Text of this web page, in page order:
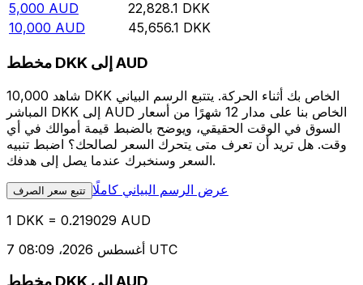
5,000 AUD 22,828.1 DKK
10,000 AUD 45,656.1 DKK
مخطط DKK إلى AUD
شاهد 10,000 DKK الخاص بك أثناء الحركة. يتتبع الرسم البياني
المباشر DKK إلى AUD الخاص بنا على مدار 12 شهرًا من أسعار
السوق في الوقت الحقيقي، ويوضح بالضبط قيمة أموالك في أي
وقت. هل تريد أن تعرف متى يتحرك السعر لصالحك؟ اضبط تنبيه
السعر وسنخبرك عندما يصل إلى هدفك.
تتبع سعر الصرف عرض الرسم البياني كاملًا
1 DKK = 0.219029 AUD
7 أغسطس 2026، 08:09 UTC